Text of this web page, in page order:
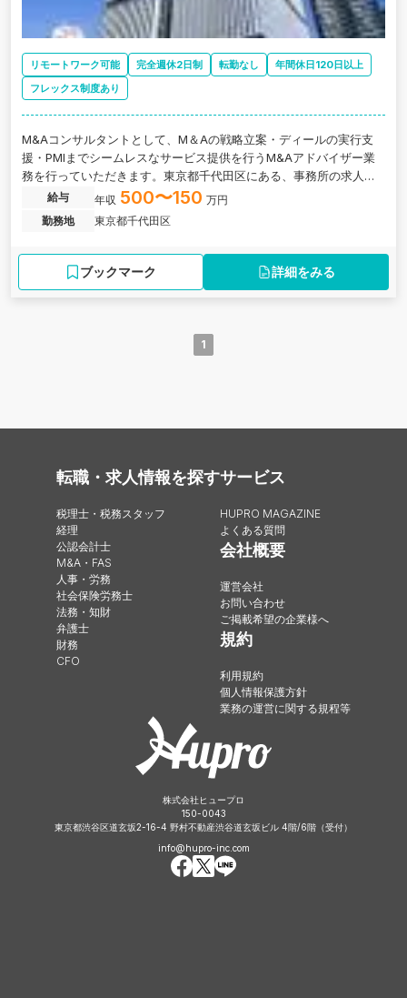
リモートワーク可能 完全週休2日制 転勤なし
年間休日120日以上
フレックス制度あり
M&Aコンサルタントとして、M＆Aの戦略立案・ディールの実行支
援・PMIまでシームレスなサービス提供を行うM&Aアドバイザー業
務を行っていただきます。東京都千代田区にある、事務所の求人で
給与 年収 500〜150 万円
勤務地
東京都千代田区
ブックマーク 詳細をみる
1
転職・求人情報を探す
税理士・税務スタッフ
経理
公認会計士
M&A・FAS
人事・労務
社会保険労務士
法務・知財
弁護士
財務
CFO
サービス
HUPRO MAGAZINE
よくある質問
会社概要
運営会社
お問い合わせ
ご掲載希望の企業様へ
規約
利用規約
個人情報保護方針
業務の運営に関する規程等
株式会社ヒュープロ
150-0043
東京都渋谷区道玄坂2-16-4 野村不動産渋谷道玄坂ビル 4階/6階（受付）
info@hupro-inc.com